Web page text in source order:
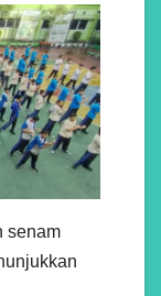
senam